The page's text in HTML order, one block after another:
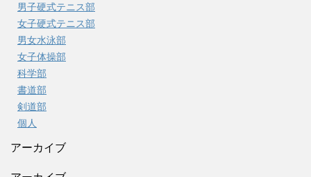
男子硬式テニス部
女子硬式テニス部
男女水泳部
女子体操部
科学部
書道部
剣道部
個人
アーカイブ